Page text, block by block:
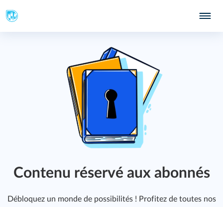
Contenu réservé aux abonnés
Débloquez un monde de possibilités ! Profitez de toutes nos